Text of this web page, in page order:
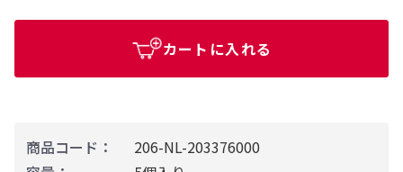
商品コード：
206-NL-203376000
カートに入れる